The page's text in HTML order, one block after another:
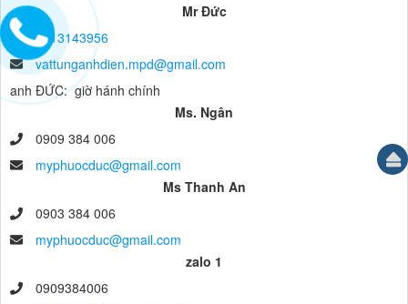
Mr Đức
0913143956
vattunganhdien.mpd@gmail.com
anh ĐỨC: giờ hánh chính
Ms. Ngân
0909 384 006
myphuocduc@gmail.com
Ms Thanh An
0903 384 006
myphuocduc@gmail.com
zalo 1
0909384006